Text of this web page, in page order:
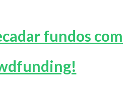
fundos com